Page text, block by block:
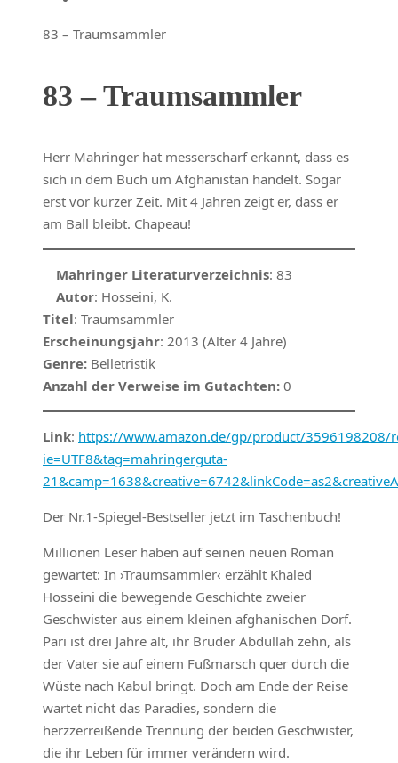
Startseite
83 – Traumsammler
83 – Traumsammler
Herr Mahringer hat messerscharf erkannt, dass es
sich in dem Buch um Afghanistan handelt. Sogar
erst vor kurzer Zeit. Mit 4 Jahren zeigt er, dass er
am Ball bleibt. Chapeau!
Mahringer Literaturverzeichnis: 83
Autor: Hosseini, K.
Titel: Traumsammler
Erscheinungsjahr: 2013 (Alter 4 Jahre)
Genre: Belletristik
Anzahl der Verweise im Gutachten: 0
Link: https://www.amazon.de/gp/product/3596198208/
ie=UTF8&tag=mahringerguta-
Der Nr.1-Spiegel-Bestseller jetzt im Taschenbuch!
Millionen Leser haben auf seinen neuen Roman
gewartet: In ›Traumsammler‹ erzählt Khaled
Hosseini die bewegende Geschichte zweier
Geschwister aus einem kleinen afghanischen Dorf.
Pari ist drei Jahre alt, ihr Bruder Abdullah zehn, als
der Vater sie auf einem Fußmarsch quer durch die
Wüste nach Kabul bringt. Doch am Ende der Reise
wartet nicht das Paradies, sondern die
herzzerreißende Trennung der beiden Geschwister,
die ihr Leben für immer verändern wird.